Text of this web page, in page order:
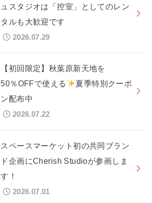
ュスタジオは「控室」としてのレン
タルも大歓迎です
2026.07.29
【初回限定】秋葉原新天地を
50％OFFで使える
夏季特別クーポ
ン配布中
2026.07.22
スペースマーケット初の共同ブラン
ド企画にCherish Studioが参画しま
す！
2026.07.01